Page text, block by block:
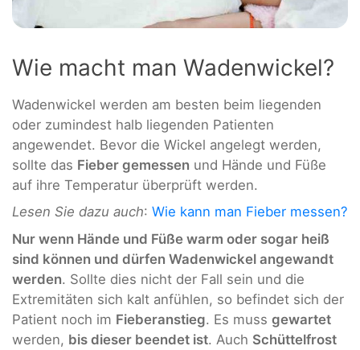
Wie macht man Wadenwickel?
Wadenwickel werden am besten beim liegenden
oder zumindest halb liegenden Patienten
angewendet. Bevor die Wickel angelegt werden,
sollte das Fieber gemessen und Hände und Füße
auf ihre Temperatur überprüft werden.
Lesen Sie dazu auch: Wie kann man Fieber messen?
Nur wenn Hände und Füße warm oder sogar heiß
sind können und dürfen Wadenwickel angewandt
werden. Sollte dies nicht der Fall sein und die
Extremitäten sich kalt anfühlen, so befindet sich der
Patient noch im Fieberanstieg. Es muss gewartet
werden, bis dieser beendet ist. Auch Schüttelfrost